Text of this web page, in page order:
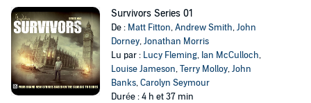
Survivors Series 01
De : Matt Fitton,Andrew Smith,John
Dorney,Jonathan Morris
Lu par : Lucy Fleming, Ian McCulloch,
Louise Jameson,Terry Molloy,John
Banks,Carolyn Seymour
Durée : 4 h et 37 min